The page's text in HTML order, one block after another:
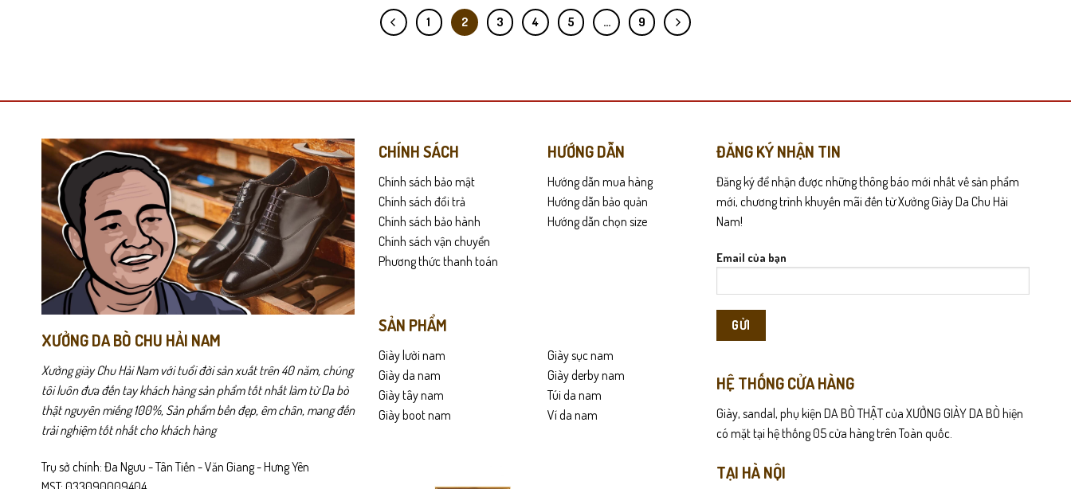
1 2 3 4 5 … 9
XƯỞNG DA BÒ CHU HẢI NAM
Xưởng giày Chu Hải Nam với tuổi đời sản xuất trên 40 năm, chúng
tôi luôn đưa đến tay khách hàng sản phẩm tốt nhất làm từ Da bò
thật nguyên miếng 100%, Sản phẩm bền đẹp, êm chân, mang đến
trải nghiệm tốt nhất cho khách hàng
Trụ sở chính: Đa Ngưu - Tân Tiến - Văn Giang - Hưng Yên
CHÍNH SÁCH
Chính sách bảo mật
Chính sách đổi trả
Chính sách bảo hành
Chính sách vận chuyển
Phương thức thanh toán
HƯỚNG DẪN
Hướng dẫn mua hàng
Hướng dẫn bảo quản
Hướng dẫn chọn size
SẢN PHẨM
Giày lười nam
Giày da nam
Giày tây nam
Giày boot nam
Giày sục nam
Giày derby nam
Túi da nam
Ví da nam
ĐĂNG KÝ NHẬN TIN
Đăng ký để nhận được những thông báo mới nhất về sản phẩm
mới, chương trình khuyến mãi đến từ Xưởng Giày Da Chu Hải
Nam!
Email của bạn
HỆ THỐNG CỬA HÀNG
Giày, sandal, phụ kiện DA BÒ THẬT của XƯỞNG GIÀY DA BÒ hiện
có mặt tại hệ thống 05 cửa hàng trên Toàn quốc.
TẠI HÀ NỘI